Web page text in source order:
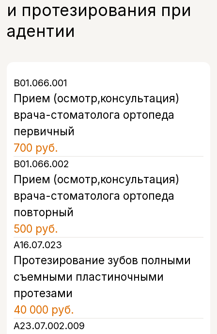
Оставьте свой номер, и наш
администратор свяжется с вами в
течение 5 минут, чтобы подобрать
удобное время и ответить на все
вопросы.
Запишитесь на прием
в удобное время
+7
Я даю согласие на обработку моих